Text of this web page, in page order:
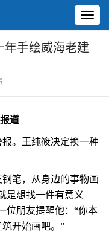
年手绘威海老建
道
。王纯筱决定换一种
笔，从身边的事物画
是想找一件有意义
位朋友提醒他：“你本
开始画吧。”